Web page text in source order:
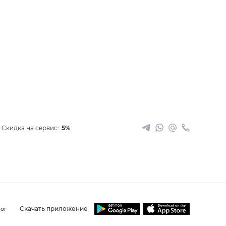
Скидка на сервис: 5%
Скачать приложение